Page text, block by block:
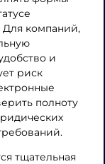
компаний,
и
риск
полноту
тщательная